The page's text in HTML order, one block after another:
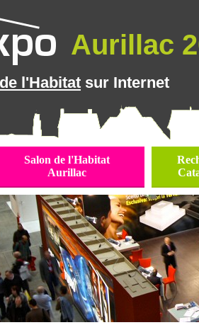
Aurillac
l'Habitat sur Internet
Salon de l'Habitat
Aurillac